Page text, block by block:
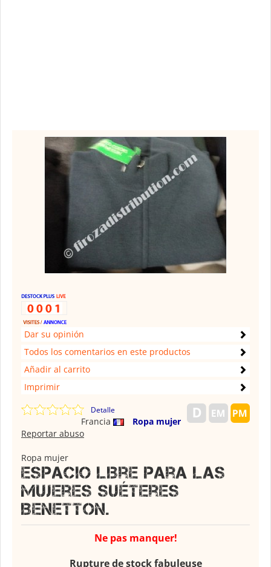
Dar su opinión
Todos los comentarios en este productos
Añadir al carrito
Imprimir
Detalle
Francia
Ropa mujer
Reportar abuso
Ropa mujer
Espacio libre para las
mujeres suéteres
Benetton.
Ne pas manquer!
Rupture de stock fabuleuse